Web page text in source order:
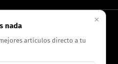
POLÍTICA DE PRIVACIDAD
×
nada
artículos directo a tu